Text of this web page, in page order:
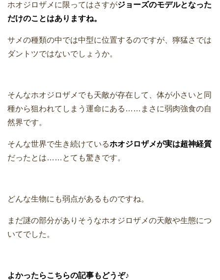
ホオジロザメに限ってはさすがジョーズのモデルとなった
だけのことはありますね。
サメの種類の中では中型に位置するのですが、獰猛さでは
ダントツではないでしょうか。
そんなホオジロザメでも天敵が存在して、体が小さいと同
種から狙われてしまう運命にある……まさに弱肉強食の自
然界です。
そんな世界で生き続けているホオジロザメが実は超神経質
だったとは……とても驚きです。
どんな生物にも弱点があるものですね。
まだ謎の部分がありそうなホオジロザメの天敵や生態につ
いてでした。
よかったらこちらの記事もどうぞ♪